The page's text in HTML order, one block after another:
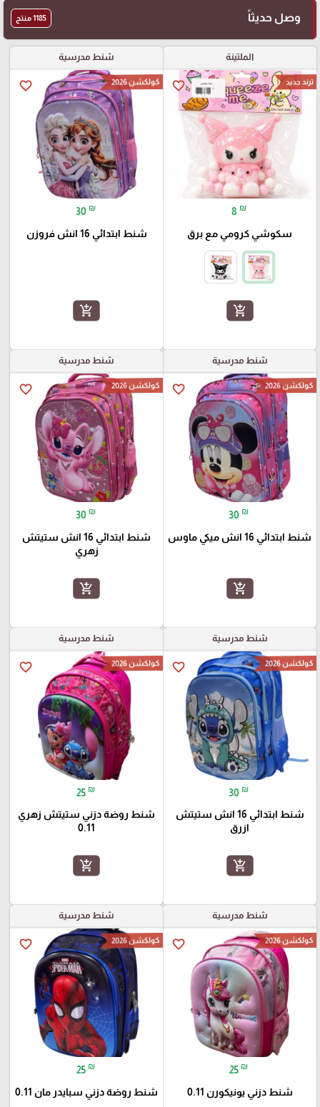
وصل حديثاً 1185 منتج
الملتينة
favorite_border ترند جديد
8 ₪
سكوشي كرومي مع برق
add_shopping_cart
شنط مدرسية
favorite_border كولكشن 2026
30 ₪
شنط ابتدائي 16 انش فروزن
add_shopping_cart
شنط مدرسية
favorite_border كولكشن 2026
30 ₪
شنط ابتدائي 16 انش ميكي ماوس
add_shopping_cart
شنط مدرسية
favorite_border كولكشن 2026
30 ₪
شنط ابتدائي 16 انش ستيتش
زهري
add_shopping_cart
شنط مدرسية
favorite_border كولكشن 2026
30 ₪
شنط ابتدائي 16 انش ستيتش
ازرق
add_shopping_cart
شنط مدرسية
favorite_border كولكشن 2026
25 ₪
شنط روضة دزني ستيتش زهري
0.11
add_shopping_cart
شنط مدرسية
favorite_border كولكشن 2026
25 ₪
شنط دزني يونيكورن 0.11
شنط مدرسية
favorite_border كولكشن 2026
25 ₪
شنط روضة دزني سبايدر مان 0.11